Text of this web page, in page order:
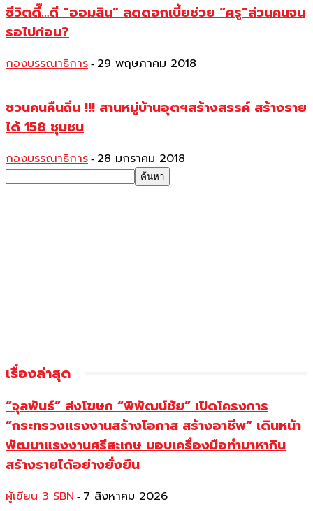
ชีวิตดี๊…ดี “ออมสิน” ลดดอกเบี้ยช่วย “ครู”ส่วนคนจน
รอไปก่อน?
กองบรรณาธิการ - 29 พฤษภาคม 2018
ชวนคนคืนถิ่น !!! สานหมู่บ้านอุตฯสร้างสรรค์ สร้างราย
ได้ 158 ชุมชน
กองบรรณาธิการ - 28 มกราคม 2018
เรื่องล่าสุด
“จุลพันธ์” ส่งโฆษก “พิพัฒน์ชัย” เปิดโครงการ
“กระทรวงแรงงานสร้างโอกาส สร้างอาชีพ” เดินหน้า
พัฒนาแรงงานศรีสะเกษ มอบเครื่องมือทำมาหากิน
สร้างรายได้อย่างยั่งยืน
ผู้เขียน 3 SBN - 7 สิงหาคม 2026